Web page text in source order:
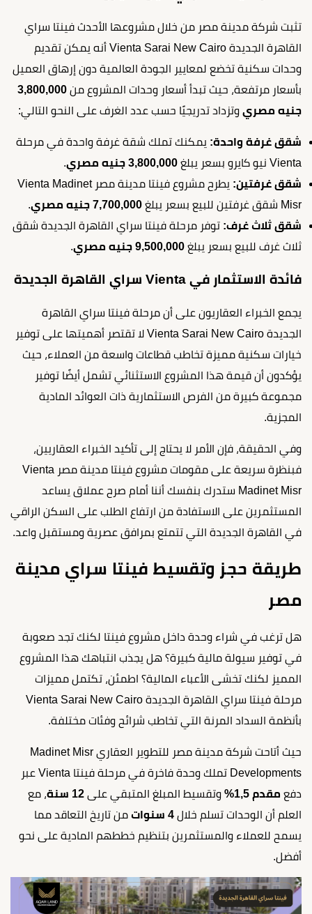
تثبت شركة مدينة مصر من خلال مشروعها الأحدث فينتا سراي
القاهرة الجديدة Vienta Sarai New Cairo أنه يمكن تقديم
وحدات سكنية تخضع لمعايير الجودة العالمية دون إرهاق العميل
بأسعار مرتفعة، حيث تبدأ أسعار وحدات المشروع من 3,800,000
جنيه مصري وتزداد تدريجيًا حسب عدد الغرف على النحو التالي:
شقق غرفة واحدة: يمكنك تملك شقة غرفة واحدة في مرحلة
Vienta نيو كايرو بسعر يبلغ
3,800,000 جنيه مصري
.
شقق غرفتين:
يطرح مشروع فينتا مدينة مصر Vienta Madinet
Misr شقق غرفتين للبيع بسعر يبلغ
7,700,000 جنيه مصري
.
شقق ثلاث غرف: توفر مرحلة فينتا سراي القاهرة الجديدة شقق
ثلاث غرف للبيع بسعر يبلغ 9,500,000 جنيه مصري .
فائدة الاستثمار في Vienta سراي القاهرة الجديدة
يجمع الخبراء العقاريون على أن مرحلة فينتا سراي القاهرة
الجديدة Vienta Sarai New Cairo لا تقتصر أهميتها على توفير
خيارات سكنية مميزة تخاطب قطاعات واسعة من العملاء، حيث
يؤكدون أن قيمة هذا المشروع الاستثنائي تشمل أيضًا توفير
مجموعة كبيرة من الفرص الاستثمارية ذات العوائد المادية
المجزية.
وفي الحقيقة، فإن الأمر لا يحتاج إلى تأكيد الخبراء العقاريين،
فبنظرة سريعة على مقومات مشروع فينتا مدينة مصر Vienta
Madinet Misr ستدرك بنفسك أننا أمام صرح عملاق يساعد
المستثمرين على الاستفادة من ارتفاع الطلب على السكن الراقي
في القاهرة الجديدة التي تتمتع بمرافق عصرية ومستقبل واعد.
طريقة حجز وتقسيط فينتا سراي مدينة
مصر
هل ترغب في شراء وحدة داخل مشروع فينتا لكنك تجد صعوبة
في توفير سيولة مالية كبيرة؟ هل يجذب انتباهك هذا المشروع
المميز لكنك تخشى الأعباء المالية؟ اطمئن، تكتمل مميزات
مرحلة فينتا سراي القاهرة الجديدة Vienta Sarai New Cairo
بأنظمة السداد المرنة التي تخاطب شرائح وفئات مختلفة.
حيث أتاحت شركة مدينة مصر للتطوير العقاري Madinet Misr
Developments تملك وحدة فاخرة في مرحلة فينتا Vienta عبر
دفع مقدم 1,5% وتقسيط المبلغ المتبقي على
، مع
العلم أن الوحدات تسلم خلال 4 سنوات
من تاريخ التعاقد مما
يسمح للعملاء والمستثمرين بتنظيم خططهم المادية على نحو
أفضل.